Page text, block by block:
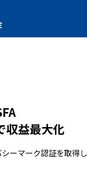
収益最大化
ーマーク認証を取得